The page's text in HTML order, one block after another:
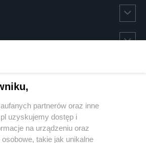
partnerów oraz inne
uzyskujemy dostęp i
na urządzeniu oraz
takie jak unikalne